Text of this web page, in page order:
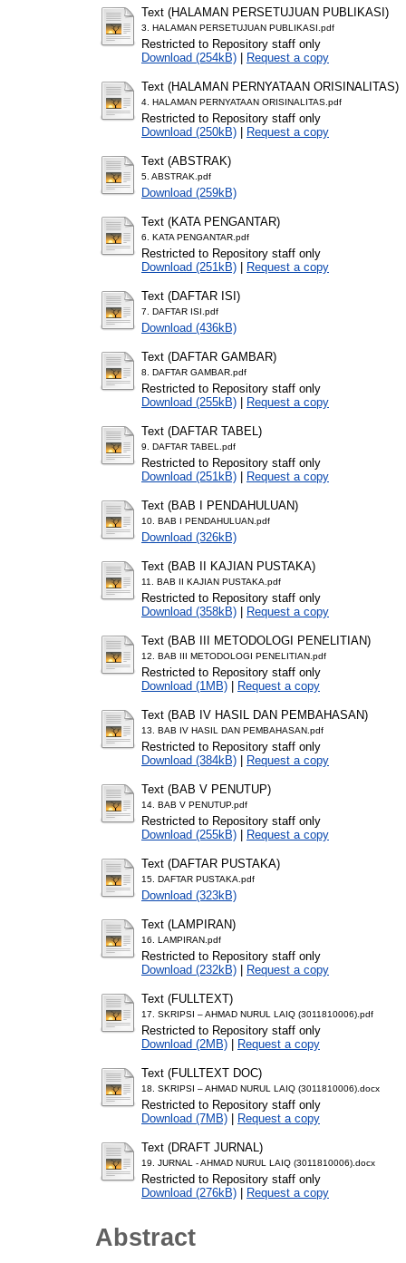
Text (HALAMAN PERSETUJUAN PUBLIKASI)
3. HALAMAN PERSETUJUAN PUBLIKASI.pdf
Restricted to Repository staff only
Download (254kB) | Request a copy
Text (HALAMAN PERNYATAAN ORISINALITAS)
4. HALAMAN PERNYATAAN ORISINALITAS.pdf
Restricted to Repository staff only
Download (250kB) | Request a copy
Text (ABSTRAK)
5. ABSTRAK.pdf
Download (259kB)
Text (KATA PENGANTAR)
6. KATA PENGANTAR.pdf
Restricted to Repository staff only
Download (251kB) | Request a copy
Text (DAFTAR ISI)
7. DAFTAR ISI.pdf
Download (436kB)
Text (DAFTAR GAMBAR)
8. DAFTAR GAMBAR.pdf
Restricted to Repository staff only
Download (255kB) | Request a copy
Text (DAFTAR TABEL)
9. DAFTAR TABEL.pdf
Restricted to Repository staff only
Download (251kB) | Request a copy
Text (BAB I PENDAHULUAN)
10. BAB I PENDAHULUAN.pdf
Download (326kB)
Text (BAB II KAJIAN PUSTAKA)
11. BAB II KAJIAN PUSTAKA.pdf
Restricted to Repository staff only
Download (358kB) | Request a copy
Text (BAB III METODOLOGI PENELITIAN)
12. BAB III METODOLOGI PENELITIAN.pdf
Restricted to Repository staff only
Download (1MB) | Request a copy
Text (BAB IV HASIL DAN PEMBAHASAN)
13. BAB IV HASIL DAN PEMBAHASAN.pdf
Restricted to Repository staff only
Download (384kB) | Request a copy
Text (BAB V PENUTUP)
14. BAB V PENUTUP.pdf
Restricted to Repository staff only
Download (255kB) | Request a copy
Text (DAFTAR PUSTAKA)
15. DAFTAR PUSTAKA.pdf
Download (323kB)
Text (LAMPIRAN)
16. LAMPIRAN.pdf
Restricted to Repository staff only
Download (232kB) | Request a copy
Text (FULLTEXT)
17. SKRIPSI – AHMAD NURUL LAIQ (3011810006).pdf
Restricted to Repository staff only
Download (2MB) | Request a copy
Text (FULLTEXT DOC)
18. SKRIPSI – AHMAD NURUL LAIQ (3011810006).docx
Restricted to Repository staff only
Download (7MB) | Request a copy
Text (DRAFT JURNAL)
19. JURNAL - AHMAD NURUL LAIQ (3011810006).docx
Restricted to Repository staff only
Download (276kB) | Request a copy
Abstract